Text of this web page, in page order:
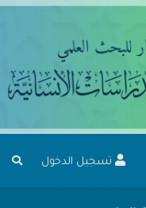
تسجيل الدخول